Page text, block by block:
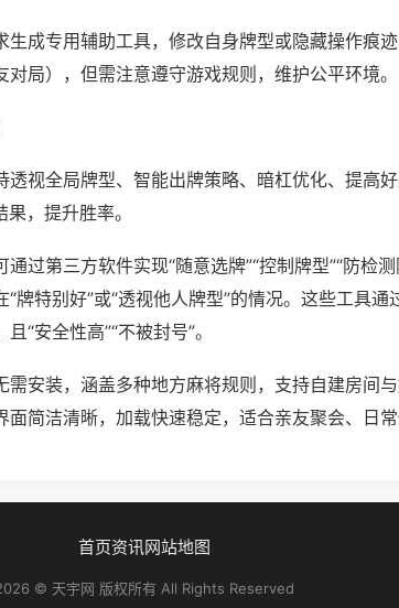
成专用辅助工具，修改自身牌型或隐藏操作痕
局），但需注意遵守游戏规则，维护公平环境。
透视全局牌型、智能出牌策略、暗杠优化、提高
，提升胜率。
过第三方软件实现“随意选牌”“控制牌型”“防检测
牌特别好”或“透视他人牌型”的情况。这些工具通
“安全性高”“不被封号”。
需安装，涵盖多种地方麻将规则，支持自建房间
简洁清晰，加载快速稳定，适合亲友聚会、日常
首页资讯网站地图
© 天宇网 版权所有 All Rights Reserved